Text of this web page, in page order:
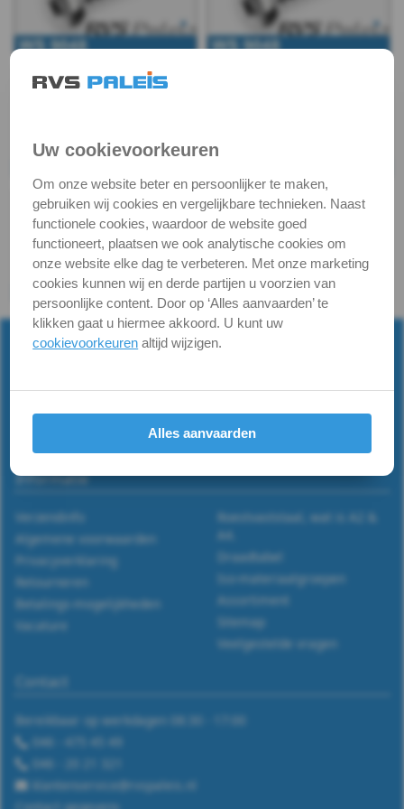
9047
WS
WS
9044
WS
9050
WS
9048
9048
-
-
3
WS
-
A2
-
Powered by RVS Paleis™ - rvspaleis.nl
Informatie
Verzendinfo
Algemene voorwaarden
Privacyverklaring
Retourneren
Betalings-mogelijkheden
Vacature
Roestvaststaal, wat is A2 &
A4.
Draadtabel
Iso-materiaalgroepen
Assortiment
Sitemap
Veelgestelde vragen
Contact
Bereikbaar op werkdagen 08:30 - 17:00
046 - 475 45 49
046 - 20 21 321
klantenservice@rvspaleis.nl
Uw cookievoorkeuren
Om onze website beter en persoonlijker te maken,
gebruiken wij cookies en vergelijkbare technieken. Naast
functionele cookies, waardoor de website goed
functioneert, plaatsen we ook analytische cookies om
onze website elke dag te verbeteren. Met onze marketing
cookies kunnen wij en derde partijen u voorzien van
persoonlijke content. Door op ‘Alles aanvaarden’ te
klikken gaat u hiermee akkoord. U kunt uw
cookievoorkeuren altijd wijzigen.
Alles aanvaarden